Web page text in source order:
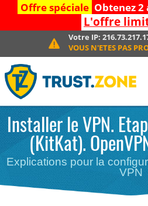
Offre spéciale Obtenez 2
L'offre
Votre IP:
VOUS N'ETES PAS
Installer le VPN.
(KitKat).
Explications pour la
VPN